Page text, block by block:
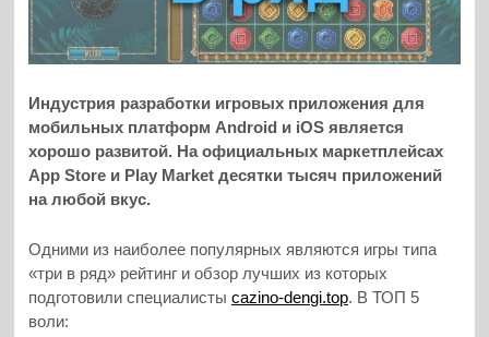
Индустрия разработки игровых приложения для
мобильных платформ Android и iOS является
хорошо развитой. На официальных маркетплейсах
App Store и Play Market десятки тысяч приложений
на любой вкус.
Одними из наиболее популярных являются игры типа
«три в ряд» рейтинг и обзор лучших из которых
подготовили специалистыcazino-dengi.top. В ТОП 5
воли: